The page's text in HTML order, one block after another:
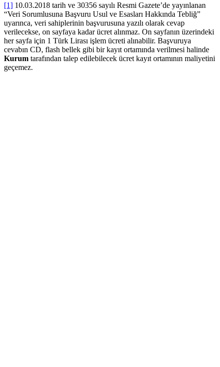
[1] 10.03.2018 tarih ve 30356 sayılı Resmi Gazete’de yayınlanan
“Veri Sorumlusuna Başvuru Usul ve Esasları Hakkında Tebliğ”
uyarınca, veri sahiplerinin başvurusuna yazılı olarak cevap
verilecekse, on sayfaya kadar ücret alınmaz. On sayfanın üzerindeki
her sayfa için 1 Türk Lirası işlem ücreti alınabilir. Başvuruya
cevabın CD, flash bellek gibi bir kayıt ortamında verilmesi halinde
Kurum tarafından talep edilebilecek ücret kayıt ortamının maliyetini
geçemez.